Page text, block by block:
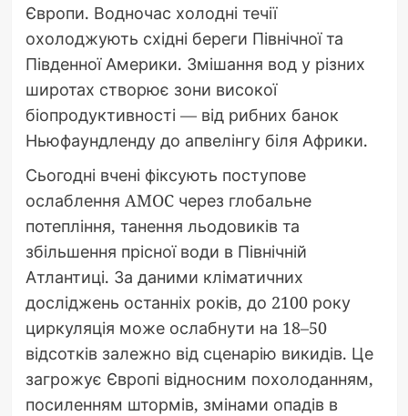
Європи. Водночас холодні течії
охолоджують східні береги Північної та
Південної Америки. Змішання вод у різних
широтах створює зони високої
біопродуктивності — від рибних банок
Ньюфаундленду до апвелінгу біля Африки.
Сьогодні вчені фіксують поступове
ослаблення AMOC через глобальне
потепління, танення льодовиків та
збільшення прісної води в Північній
Атлантиці. За даними кліматичних
досліджень останніх років, до 2100 року
циркуляція може ослабнути на 18–50
відсотків залежно від сценарію викидів. Це
загрожує Європі відносним похолоданням,
посиленням штормів, змінами опадів в